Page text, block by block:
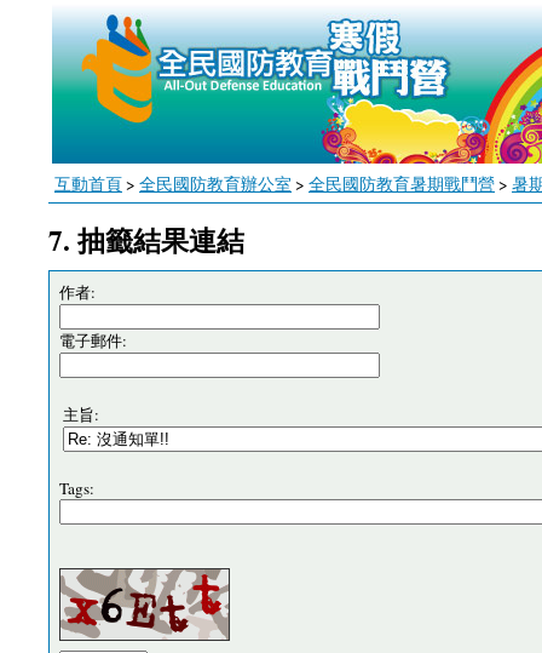
互動首頁> 全民國防教育辦公室 > 全民國防教育暑期戰鬥營> 暑
7. 抽籤結果連結
作者:
電子郵件:
主旨:
Tags: